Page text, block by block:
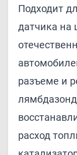
Подходит
датчика на
разъеме и
расход